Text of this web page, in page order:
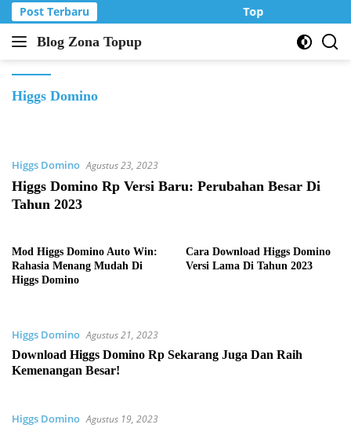
Langsung
ke
konten
Post Terbaru Top Up Murah di
Blog Zona Topup
Tips
bermain
Higgs Domino
Higgs Domino Agustus 23, 2023
Higgs Domino Rp Versi Baru: Perubahan Besar Di
Tahun 2023
Mod Higgs Domino Auto Win:
Rahasia Menang Mudah Di
Higgs Domino
Cara Download Higgs Domino
Versi Lama Di Tahun 2023
Higgs Domino Agustus 21, 2023
Download Higgs Domino Rp Sekarang Juga Dan Raih
Kemenangan Besar!
Higgs Domino Agustus 19, 2023